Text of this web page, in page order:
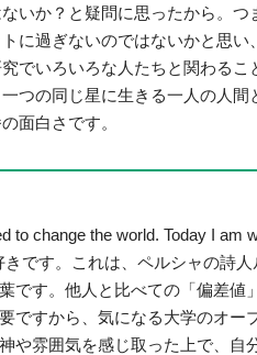
いか？と疑問に思ったから。つ
に過ぎないのではないかと思い
でいろいろな人たちと関わるこ
つの同じ星に生きる一人の人間
面白さです。
to change the world. Today I am
です。これは、ペルシャの詩人
です。他人と比べての「偏差値
ですから、気になる大学のオー
や雰囲気を感じ取った上で、自